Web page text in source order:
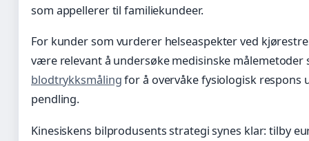
som appellerer til familiekundeer.
For kunder som vurderer helseaspekter ved
være relevant å undersøke medisinske målemetoder
blodtrykksmålingfor å overvåke fysiologisk respons
pendling.
Kinesiskens bilprodusents strategi synes klar: tilby